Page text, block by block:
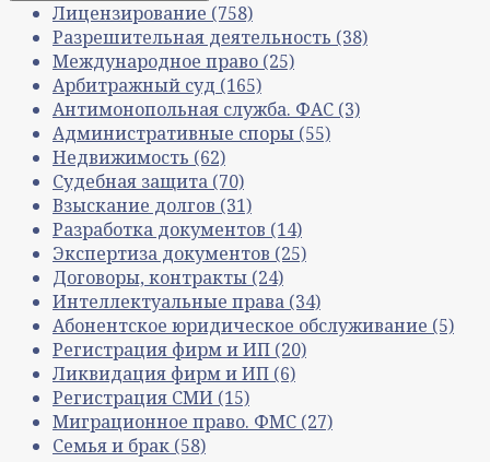
Лицензирование (758)
Разрешительная деятельность (38)
Международное право (25)
Арбитражный суд (165)
Антимонопольная служба. ФАС (3)
Административные споры (55)
Недвижимость (62)
Судебная защита (70)
Взыскание долгов (31)
Разработка документов (14)
Экспертиза документов (25)
Договоры, контракты (24)
Интеллектуальные права (34)
Абонентское юридическое обслуживание (5)
Регистрация фирм и ИП (20)
Ликвидация фирм и ИП (6)
Регистрация СМИ (15)
Миграционное право. ФМС (27)
Семья и брак (58)